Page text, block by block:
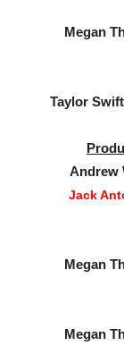
Megan
Taylor
Andrew
Jack
Megan
Megan